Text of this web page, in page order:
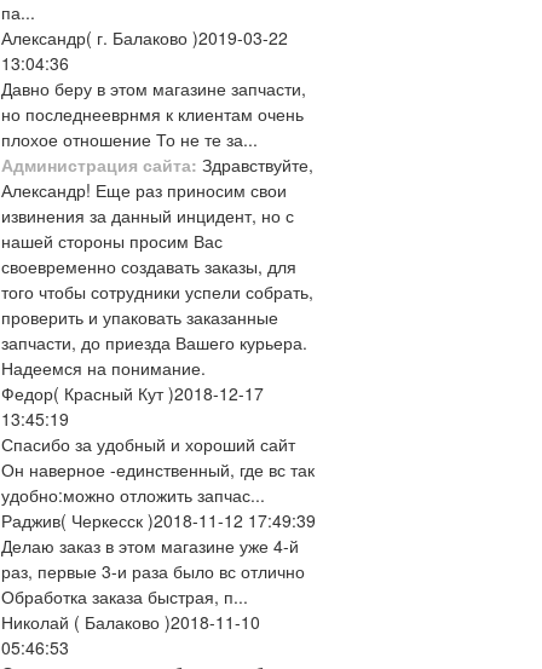
па...
Александр( г. Балаково )2019-03-22
13:04:36
Давно беру в этом магазине запчасти,
но последнееврнмя к клиентам очень
плохое отношение То не те за...
Администрация сайта: Здравствуйте,
Александр! Еще раз приносим свои
извинения за данный инцидент, но с
нашей стороны просим Вас
своевременно создавать заказы, для
того чтобы сотрудники успели собрать,
проверить и упаковать заказанные
запчасти, до приезда Вашего курьера.
Надеемся на понимание.
Федор( Красный Кут )2018-12-17
13:45:19
Спасибо за удобный и хороший сайт
Он наверное -единственный, где вс так
удобно:можно отложить запчас...
Раджив( Черкесск )2018-11-12 17:49:39
Делаю заказ в этом магазине уже 4-й
раз, первые 3-и раза было вс отлично
Обработка заказа быстрая, п...
Николай ( Балаково )2018-11-10
05:46:53